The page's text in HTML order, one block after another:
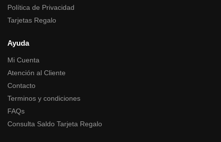
Política de Privacidad
Tarjetas Regalo
Ayuda
Mi Cuenta
Atención al Cliente
Contacto
Terminos y condiciones
FAQs
Consulta Saldo Tarjeta Regalo